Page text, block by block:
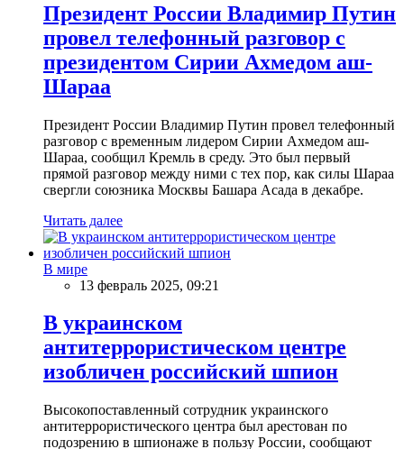
Президент России Владимир Путин
провел телефонный разговор с
президентом Сирии Ахмедом аш-
Шараа
Президент России Владимир Путин провел телефонный
разговор с временным лидером Сирии Ахмедом аш-
Шараа, сообщил Кремль в среду. Это был первый
прямой разговор между ними с тех пор, как силы Шараа
свергли союзника Москвы Башара Асада в декабре.
Читать далее
В мире
13 февраль 2025, 09:21
В украинском
антитеррористическом центре
изобличен российский шпион
Высокопоставленный сотрудник украинского
антитеррористического центра был арестован по
подозрению в шпионаже в пользу России, сообщают